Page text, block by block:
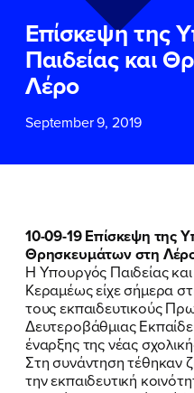
Επίσκεψη της
Παιδείας και
Λέρο
September 9, 2019
10-09-19 Επίσκεψη της
Θρησκευμάτων στη
Η Υπουργός Παιδείας
Κεραμέως είχε σήμερα
τους εκπαιδευτικούς
Δευτεροβάθμιας
έναρξης της νέας
Στη συνάντηση τέθηκαν
την εκπαιδευτική
ΕΠΙΘΕΤΟ*
ΤΗΛΕΦΩΝΟ
EMAIL
Δεδομένων
Χρήσηςτου
Πολιτικού
Νίκης
ΥΠΟΒΟΛΗ
ΕΠΙΘΕΤΟ*
ΤΗΛΕΦΩΝΟ
EMAIL
Δεδομένων
Χρήσηςτου
Πολιτικού
Νίκης
ΥΠΟΒΟΛΗ